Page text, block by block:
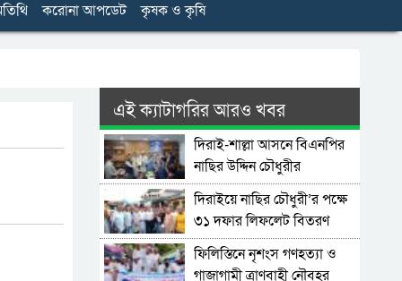
করোনা আপডেট কৃষক ও কৃষি
এই ক্যাটাগরির আরও খবর
দিরাই-শাল্লা আসনে বিএনপির
নাছির উদ্দিন চৌধুরীর
মনোনয়নপত্র সংগ্রহ
দিরাইয়ে নাছির চৌধুরী’র পক্ষে
৩১ দফার লিফলেট বিতরণ
ফিলিস্তিনে নৃশংস গণহত্যা ও
গাজাগামী ত্রাণবাহী নৌবহর